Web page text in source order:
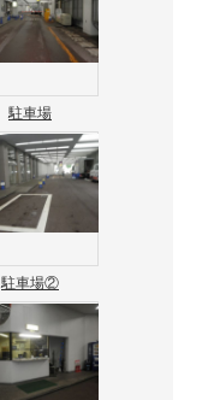
駐車場
駐車場②